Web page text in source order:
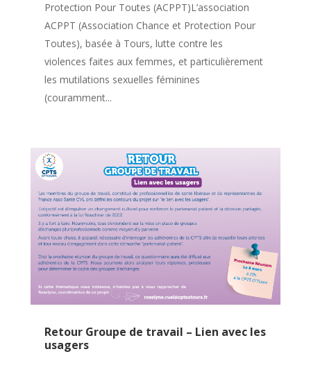
Protection Pour Toutes (ACPPT)L’association
ACPPT (Association Chance et Protection Pour
Toutes), basée à Tours, lutte contre les
violences faites aux femmes, et particulièrement
les mutilations sexuelles féminines
(couramment...
Retour Groupe de travail – Lien avec les
usagers